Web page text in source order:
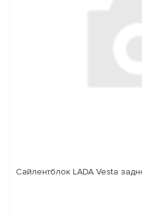
Сайлентблок LADA Vesta